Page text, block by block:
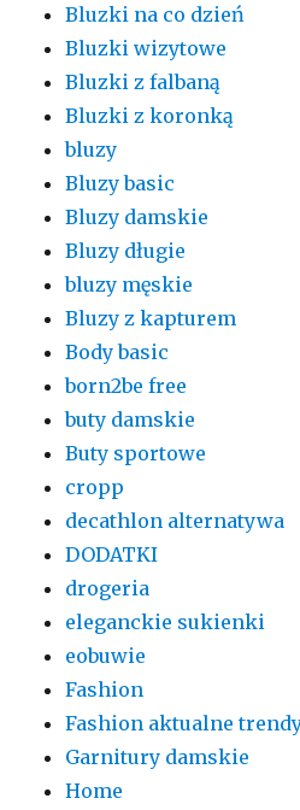
Bluzki na co dzień
Bluzki wizytowe
Bluzki z falbaną
Bluzki z koronką
bluzy
Bluzy basic
Bluzy damskie
Bluzy długie
bluzy męskie
Bluzy z kapturem
Body basic
born2be free
buty damskie
Buty sportowe
cropp
decathlon alternatywa
DODATKI
drogeria
eleganckie sukienki
eobuwie
Fashion
Fashion aktualne
Garnitury damskie
Home